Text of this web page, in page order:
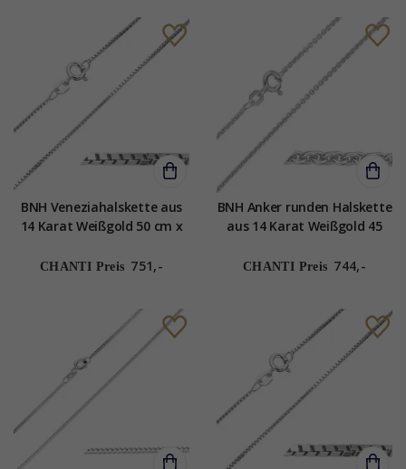
BNH Veneziahalskette aus
14 Karat Weißgold 50 cm x
CHANTI Preis 751,-
BNH Anker runden Halskette
aus 14 Karat Weißgold 45
CHANTI Preis 744,-